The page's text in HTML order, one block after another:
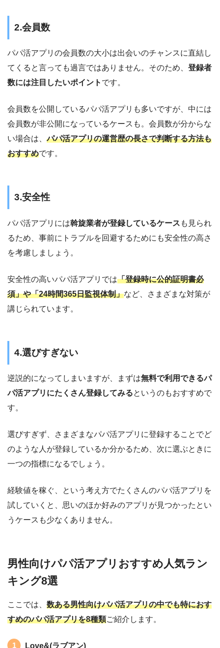
2.会員数
パパ活アプリの会員数の大小は出会いのチャンスに直結し
てくると言っても過言ではありません。そのため、 登録者
数には注目したいポイント です。
会員数を公開しているパパ活アプリも多いですが、中には
会員数が非公開になっているケースも。会員数が分からな
い場合は、パパ活アプリの運営歴の長さで判断する方法も
おすすめです。
3.安全性
パパ活アプリには斡旋業者が登録しているケース も見られ
るため、事前にトラブルを回避するためにも安全性の高さ
を考慮しましょう。
安全性の高いパパ活アプリでは「登録時に公的証明書必
須」や「24時間365日監視体制」など、さまざまな対策が
講じられています。
4.選びすぎない
逆説的になってしまいますが、まずは無料で利用できるパ
パ活アプリにたくさん登録してみるというのもおすすめで
す。
選びすぎず、さまざまなパパ活アプリに登録することでど
のような人が登録しているか分かるため、次に選ぶときに
一つの指標になるでしょう。
経験値を稼ぐ、という考え方でたくさんのパパ活アプリを
試していくと、思いのほか好みのアプリが見つかったとい
うケースも少なくありません。
男性向けパパ活アプリおすすめ人気ラン
キング8選
ここでは、 数ある男性向けパパ活アプリの中でも特におす
すめのパパ活アプリを8種類ご紹介します。
Love&(ラブアン)